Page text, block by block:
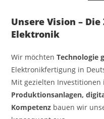
Unsere Vision –
Elektronik
Wir möchtenTechnologie
Elektronikfertigung in
Mit gezielten Investitionen
Produktionsanlagen,
Kompetenz bauen wir